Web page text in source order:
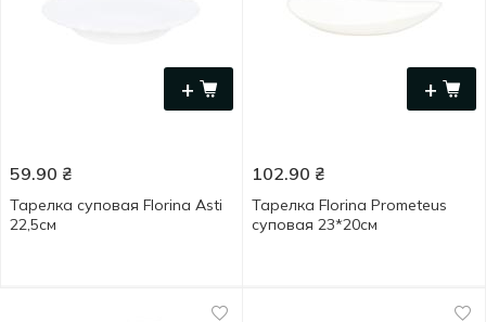
+
59.90 ₴
Тарелка суповая Florina Asti
22,5см
+
102.90 ₴
Тарелка Florina Prometeus
суповая 23*20см